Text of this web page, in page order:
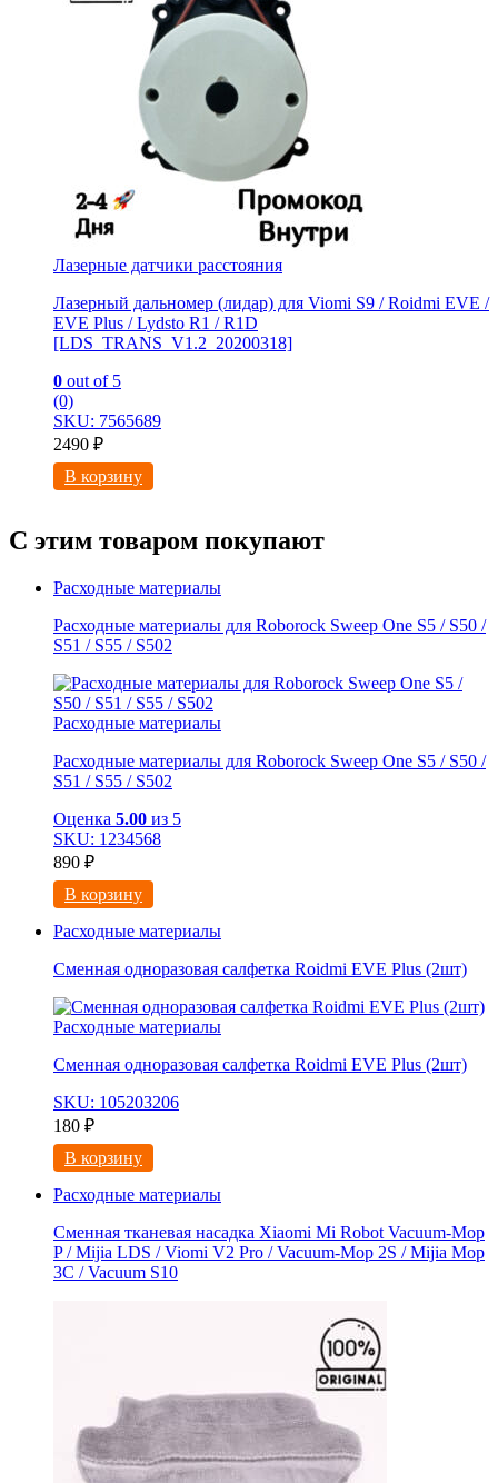
Лазерные датчики расстояния
Лазерный дальномер (лидар) для Viomi S9 / Roidmi EVE /
EVE Plus / Lydsto R1 / R1D
[LDS_TRANS_V1.2_20200318]
0 out of 5
(0)
SKU: 7565689
2490 ₽
В корзину
С этим товаром покупают
Расходные материалы
Расходные материалы для Roborock Sweep One S5 / S50 /
S51 / S55 / S502
Расходные материалы
Расходные материалы для Roborock Sweep One S5 / S50 /
S51 / S55 / S502
Оценка 5.00 из 5
SKU: 1234568
890 ₽
В корзину
Расходные материалы
Сменная одноразовая салфетка Roidmi EVE Plus (2шт)
Расходные материалы
Сменная одноразовая салфетка Roidmi EVE Plus (2шт)
SKU: 105203206
180 ₽
В корзину
Расходные материалы
Сменная тканевая насадка Xiaomi Mi Robot Vacuum-Mop
P / Mijia LDS / Viomi V2 Pro / Vacuum-Mop 2S / Mijia Mop
3C / Vacuum S10